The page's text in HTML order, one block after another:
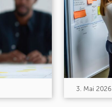
3. Mai 2026